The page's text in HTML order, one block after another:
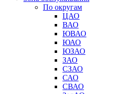
По округам
ЦАО
ВАО
ЮВАО
ЮАО
ЮЗАО
ЗАО
СЗАО
САО
СВАО